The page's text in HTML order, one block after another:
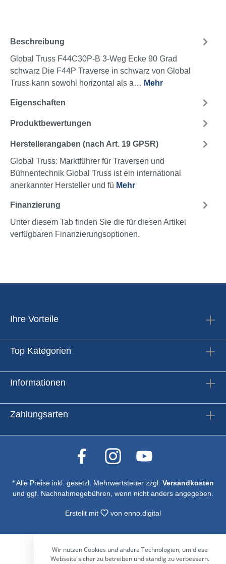
Beschreibung
Global Truss F44C30P-B 3-Weg Ecke 90 Grad
schwarz Die F44P Traverse in schwarz von Global
Truss kann sowohl horizontal als a… Mehr
Eigenschaften
Produktbewertungen
Herstellerangaben (nach Art. 19 GPSR)
Global Truss: Marktführer für Traversen und
Bühnentechnik Global Truss ist ein international
anerkannter Hersteller und fü Mehr
Finanzierung
Unter diesem Tab finden Sie die für diesen Artikel
verfügbaren Finanzierungsoptionen.
Ihre Vorteile
Top Kategorien
Informationen
Zahlungsarten
* Alle Preise inkl. gesetzl. Mehrwertsteuer zzgl. Versandkosten
und ggf. Nachnahmegebühren, wenn nicht anders angegeben.
Erstellt mit vonenno.digital
Wir nutzen Cookies und andere Technologien, um diese
Webseite sicher zu betreiben und ständig zu verbessern.